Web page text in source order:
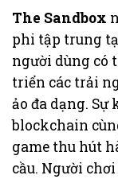
The Sandbox
phi tập trung
người dùng có
triển các trải
ảo đa dạng.
blockchain
game thu hút
cầu. Người